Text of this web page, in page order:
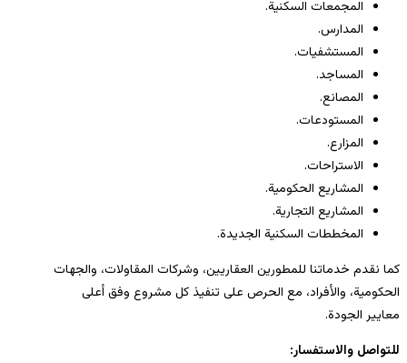
المجمعات السكنية.
المدارس.
المستشفيات.
المساجد.
المصانع.
المستودعات.
المزارع.
الاستراحات.
المشاريع الحكومية.
المشاريع التجارية.
المخططات السكنية الجديدة.
كما نقدم خدماتنا للمطورين العقاريين، وشركات المقاولات، والجهات
الحكومية، والأفراد، مع الحرص على تنفيذ كل مشروع وفق أعلى
معايير الجودة.
للتواصل والاستفسار: